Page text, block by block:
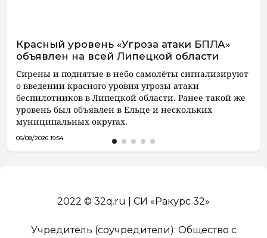
Красный уровень «Угроза атаки БПЛА»
объявлен на всей Липецкой области
Сирены и поднятые в небо самолёты сигнализируют
о введении красного уровня угрозы атаки
беспилотников в Липецкой области. Ранее такой же
уровень был объявлен в Ельце и нескольких
муниципальных округах.
06/08/2026 19:54
2022 © 32q.ru | СИ «Ракурс 32»
Учредитель (соучредители): Общество с